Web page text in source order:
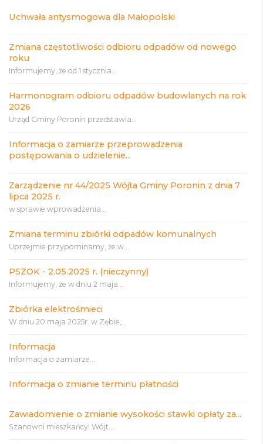
Uchwała antysmogowa dla Małopolski
Zmiana częstotliwości odbioru odpadów od nowego
roku
Informujemy, że od 1 stycznia...
Harmonogram odbioru odpadów budowlanych na rok
2026
Urząd Gminy Poronin przedstawia...
Informacja o zamiarze przeprowadzenia
postępowania o udzielenie...
Zarządzenie nr 44/2025 Wójta Gminy Poronin z dnia 7
lipca 2025 r.
w sprawie wprowadzenia...
Zmiana terminu zbiórki odpadów komunalnych
Uprzejmie przypominamy, że w...
PSZOK - 2.05.2025 r. (nieczynny)
Informujemy, że w dniu 2 maja...
Zbiórka elektrośmieci
W dniu 20 maja 2025r. w Zębie,...
Informacja
Informacja o zamiarze...
Informacja o zmianie terminu płatności
Zawiadomienie o zmianie wysokości stawki opłaty za...
Szanowni mieszkańcy! Wójt...